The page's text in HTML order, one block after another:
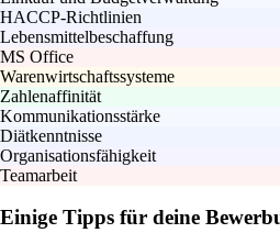
HACCP-Richtlinien
Lebensmittelbeschaffung
MS Office
Warenwirtschaftssysteme
Zahlenaffinität
Kommunikationsstärke
Diätkenntnisse
Organisationsfähigkeit
Teamarbeit
Einige Tipps für deine